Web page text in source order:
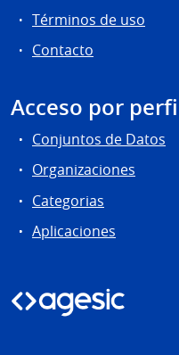
Términos de uso
Contacto
Acceso por
Conjuntos de Datos
Organizaciones
Categorias
Aplicaciones